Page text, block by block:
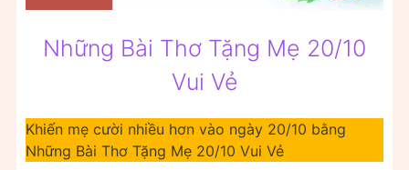
Những Bài Thơ Tặng Mẹ 20/10
Vui Vẻ
Khiến mẹ cười nhiều hơn vào ngày 20/10 bằng
Những Bài Thơ Tặng Mẹ 20/10 Vui Vẻ